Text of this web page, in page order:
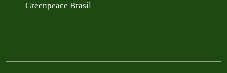
Greenpeace Brasil